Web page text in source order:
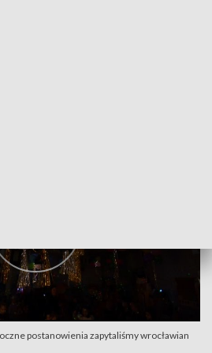
postanowienia zapytaliśmy wrocławian